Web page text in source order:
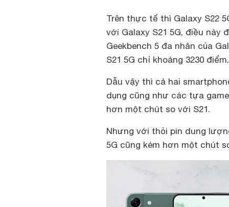
Trên thực tế thì Galaxy S22
với Galaxy S21 5G, điều
Geekbench 5 đa nhân của
S21 5G chỉ khoảng 3230 điểm.
Dẫu vậy thì cả hai
dụng cũng như các tựa
hơn một chút so với S21.
Nhưng với thỏi pin dung
5G cũng kém hơn một chút